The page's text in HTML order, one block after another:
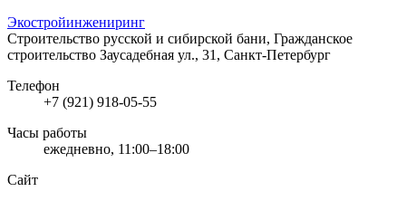
Экостройинжениринг
Строительство русской и сибирской бани, Гражданское
строительство Заусадебная ул., 31, Санкт-Петербург
Телефон
+7 (921) 918-05-55
Часы работы
ежедневно, 11:00–18:00
Сайт